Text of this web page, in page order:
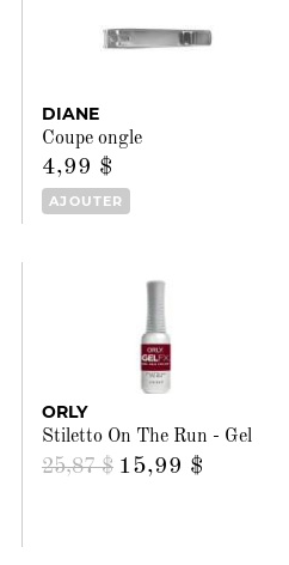
DIANE
Coupe ongle
4,99 $
AJOUTER
ORLY
Stiletto On The Run - Gel
25,87 $ 15,99 $